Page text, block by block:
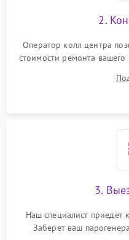
2.
Оператор колл центра
стоимости ремонта вашего
3.
Наш специалист приедет
Заберет ваш